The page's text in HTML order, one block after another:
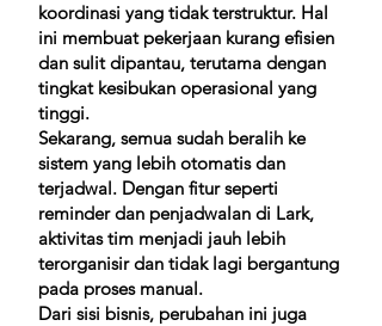
koordinasi yang tidak terstruktur. Hal
ini membuat pekerjaan kurang efisien
dan sulit dipantau, terutama dengan
tingkat kesibukan operasional yang
tinggi.
Sekarang, semua sudah beralih ke
sistem yang lebih otomatis dan
terjadwal. Dengan fitur seperti
reminder dan penjadwalan di Lark,
aktivitas tim menjadi jauh lebih
terorganisir dan tidak lagi bergantung
pada proses manual.
Dari sisi bisnis, perubahan ini juga